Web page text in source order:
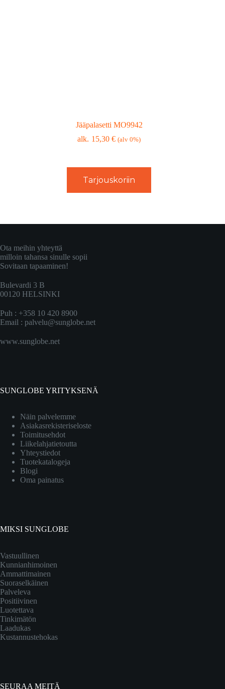
Jääpalasetti MO9942
15,30€ (alv 0%)
Tarjouskoriin
Ota meihin yhteyttä
milloin tahansa sinulle sopii
Sovitaan tapaaminen!
Bulevardi 3 B
00120 HELSINKI
Puh : +358 10 420 8900
Email : palvelu@sunglobe.net
www.sunglobe.net
SUNGLOBE YRITYKSENÄ
Näin palvelemme
Asiakasrekisteriseloste
Toimitusehdot
Liikelahjatietoutta
Yhteystiedot
Tuotekatalogeja
Blogi
Oma painatus
MIKSI SUNGLOBE
Vastuullinen
Kunnianhimoinen
Ammattimainen
Suoraselkäinen
Palveleva
Positiivinen
Luotettava
Tinkimätön
Laadukas
Kustannustehokas
SEURAA MEITÄ